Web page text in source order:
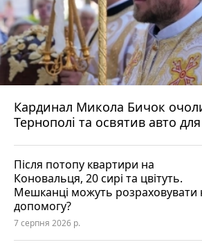
Кардинал Микола Бичок
Тернополі та освятив авто
Після потопу квартири на
Коновальця, 20 сирі та цвітуть.
Мешканці можуть розраховувати
допомогу?
7 серпня 2026 р.